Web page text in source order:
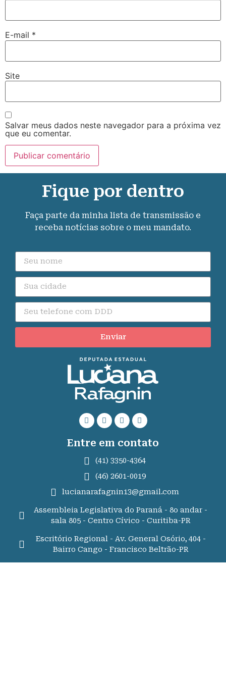
E-mail *
Site
Salvar meus dados neste navegador para a próxima vez
que eu comentar.
Fique por dentro
Faça parte da minha lista de transmissão e
receba notícias sobre o meu mandato.
Enviar
Entre em contato
(41) 3350-4364
(46) 2601-0019
lucianarafagnin13@gmail.com
Assembleia Legislativa do Paraná - 8o andar -
sala 805 - Centro Cívico - Curitiba-PR
Escritório Regional - Av. General Osório, 404 -
Bairro Cango - Francisco Beltrão-PR